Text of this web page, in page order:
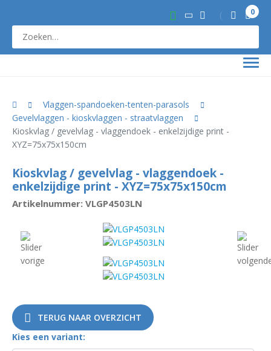
0
Vlaggen-spandoeken-tenten-parasols
Gevelvlaggen - kioskvlaggen - straatvlaggen
Kioskvlag / gevelvlag - vlaggendoek - enkelzijdige print -
XYZ=75x75x150cm
Kioskvlag / gevelvlag - vlaggendoek -
enkelzijdige print - XYZ=75x75x150cm
Artikelnummer: VLGP4503LN
TERUG NAAR OVERZICHT
Kies een variant: